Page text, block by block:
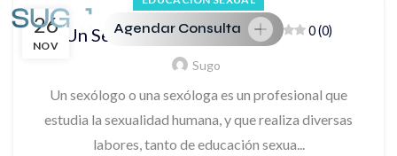
Agendar Consulta
26
NOV
Un Sexólogo, ¿Qué es? 0 (0)
Sugo
Un sexólogo o una sexóloga es un profesional que
estudia la sexualidad humana, y que realiza diversas
labores, tanto de educación sexua...